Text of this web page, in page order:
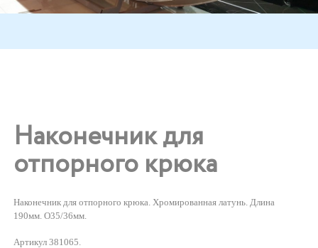
Наконечник для
отпорного крюка
Наконечник для отпорного крюка. Хромированная латунь. Длина
190мм. O35/36мм.
Артикул 381065.